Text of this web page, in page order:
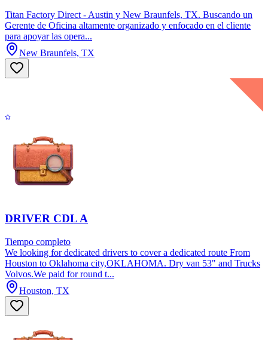
Titan Factory Direct - Austin y New Braunfels, TX. Buscando un
Gerente de Oficina altamente organizado y enfocado en el cliente
para apoyar las opera...
New Braunfels, TX
DRIVER CDL A
Tiempo completo
We looking for dedicated drivers to cover a dedicated route From
Houston to Oklahoma city,OKLAHOMA. Dry van 53" and Trucks
Volvos.We paid for round t...
Houston, TX